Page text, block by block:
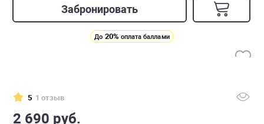
Забронировать
До 20% оплата баллами
5 1 отзыв
2 690 руб.